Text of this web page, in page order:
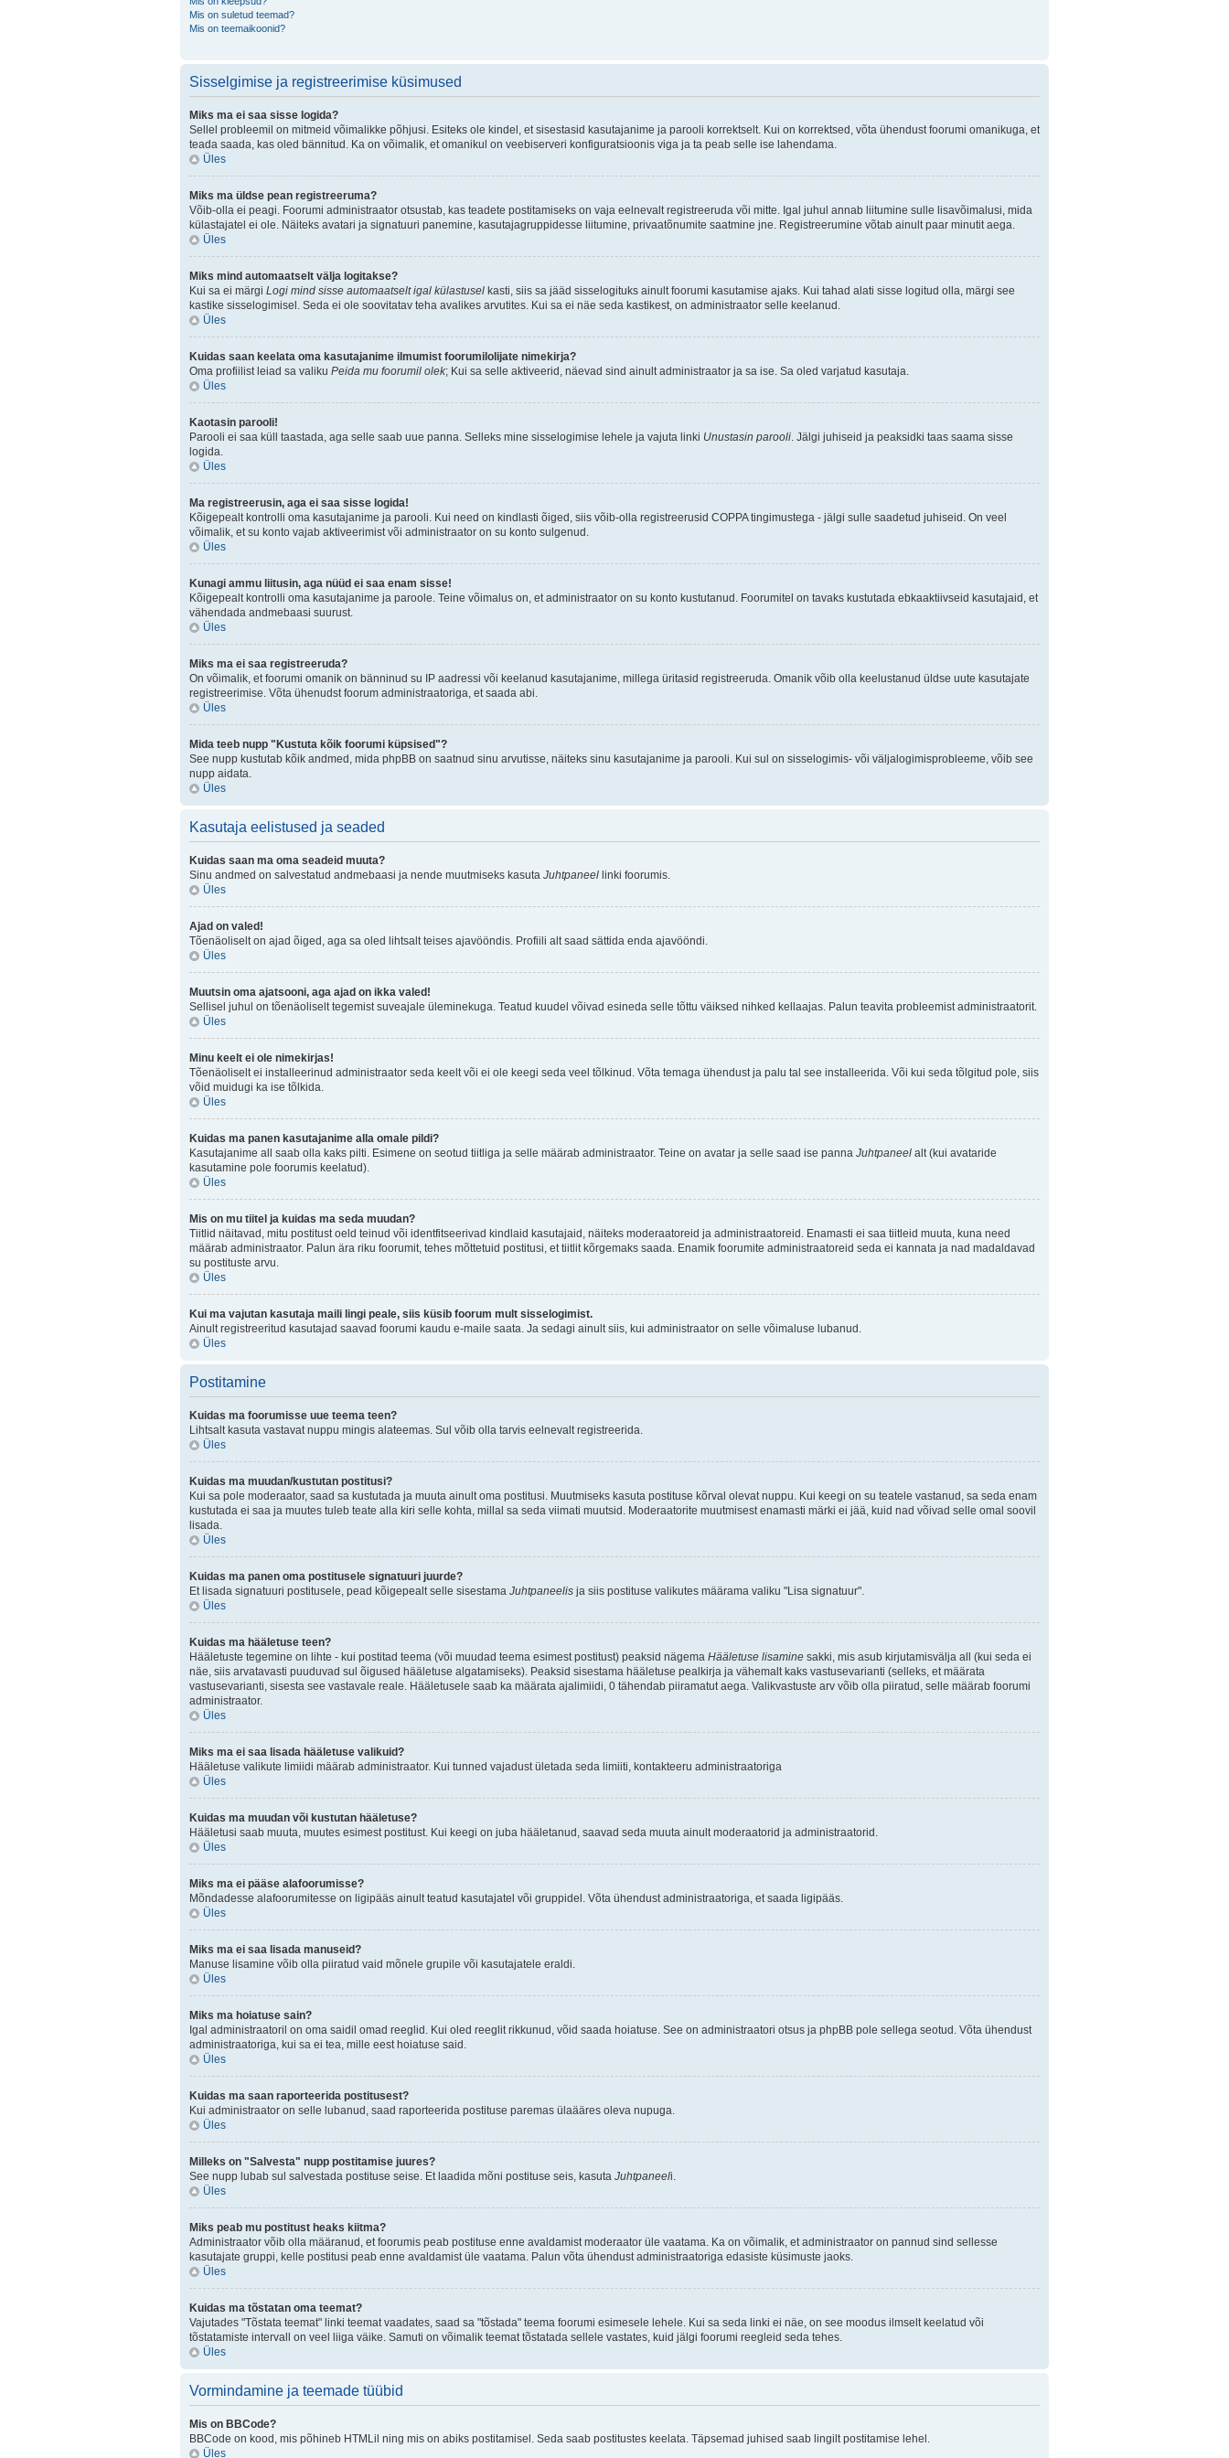
Mis on suletud teemad?
Mis on teemaikoonid?
Sisselgimise ja registreerimise küsimused
Miks ma ei saa sisse logida?
Sellel probleemil on mitmeid võimalikke põhjusi. Esiteks ole kindel, et sisestasid kasutajanime ja parooli korrektselt. Kui on korrektsed, võta ühendust foorumi omanikuga, et
teada saada, kas oled bännitud. Ka on võimalik, et omanikul on veebiserveri konfiguratsioonis viga ja ta peab selle ise lahendama.
Üles
Miks ma üldse pean registreeruma?
Võib-olla ei peagi. Foorumi administraator otsustab, kas teadete postitamiseks on vaja eelnevalt registreeruda või mitte. Igal juhul annab liitumine sulle lisavõimalusi, mida
külastajatel ei ole. Näiteks avatari ja signatuuri panemine, kasutajagruppidesse liitumine, privaatõnumite saatmine jne. Registreerumine võtab ainult paar minutit aega.
Üles
Miks mind automaatselt välja logitakse?
Kui sa ei märgi Logi mind sisse automaatselt igal külastusel kasti, siis sa jääd sisselogituks ainult foorumi kasutamise ajaks. Kui tahad alati sisse logitud olla, märgi see
kastike sisselogimisel. Seda ei ole soovitatav teha avalikes arvutites. Kui sa ei näe seda kastikest, on administraator selle keelanud.
Üles
Kuidas saan keelata oma kasutajanime ilmumist foorumilolijate nimekirja?
Oma profiilist leiad sa valiku Peida mu foorumil olek; Kui sa selle aktiveerid, näevad sind ainult administraator ja sa ise. Sa oled varjatud kasutaja.
Üles
Kaotasin parooli!
Parooli ei saa küll taastada, aga selle saab uue panna. Selleks mine sisselogimise lehele ja vajuta linki Unustasin parooli. Jälgi juhiseid ja peaksidki taas saama sisse
logida.
Üles
Ma registreerusin, aga ei saa sisse logida!
Kõigepealt kontrolli oma kasutajanime ja parooli. Kui need on kindlasti õiged, siis võib-olla registreerusid COPPA tingimustega - jälgi sulle saadetud juhiseid. On veel
võimalik, et su konto vajab aktiveerimist või administraator on su konto sulgenud.
Üles
Kunagi ammu liitusin, aga nüüd ei saa enam sisse!
Kõigepealt kontrolli oma kasutajanime ja paroole. Teine võimalus on, et administraator on su konto kustutanud. Foorumitel on tavaks kustutada ebkaaktiivseid kasutajaid, et
vähendada andmebaasi suurust.
Üles
Miks ma ei saa registreeruda?
On võimalik, et foorumi omanik on bänninud su IP aadressi või keelanud kasutajanime, millega üritasid registreeruda. Omanik võib olla keelustanud üldse uute kasutajate
registreerimise. Võta ühenudst foorum administraatoriga, et saada abi.
Üles
Mida teeb nupp "Kustuta kõik foorumi küpsised"?
See nupp kustutab kõik andmed, mida phpBB on saatnud sinu arvutisse, näiteks sinu kasutajanime ja parooli. Kui sul on sisselogimis- või väljalogimisprobleeme, võib see
nupp aidata.
Üles
Kasutaja eelistused ja seaded
Kuidas saan ma oma seadeid muuta?
Sinu andmed on salvestatud andmebaasi ja nende muutmiseks kasuta Juhtpaneel linki foorumis.
Üles
Ajad on valed!
Tõenäoliselt on ajad õiged, aga sa oled lihtsalt teises ajavööndis. Profiili alt saad sättida enda ajavööndi.
Üles
Muutsin oma ajatsooni, aga ajad on ikka valed!
Sellisel juhul on tõenäoliselt tegemist suveajale üleminekuga. Teatud kuudel võivad esineda selle tõttu väiksed nihked kellaajas. Palun teavita probleemist administraatorit.
Üles
Minu keelt ei ole nimekirjas!
Tõenäoliselt ei installeerinud administraator seda keelt või ei ole keegi seda veel tõlkinud. Võta temaga ühendust ja palu tal see installeerida. Või kui seda tõlgitud pole, siis
võid muidugi ka ise tõlkida.
Üles
Kuidas ma panen kasutajanime alla omale pildi?
Kasutajanime all saab olla kaks pilti. Esimene on seotud tiitliga ja selle määrab administraator. Teine on avatar ja selle saad ise panna Juhtpaneel alt (kui avataride
kasutamine pole foorumis keelatud).
Üles
Mis on mu tiitel ja kuidas ma seda muudan?
Tiitlid näitavad, mitu postitust oeld teinud või identfitseerivad kindlaid kasutajaid, näiteks moderaatoreid ja administraatoreid. Enamasti ei saa tiitleid muuta, kuna need
määrab administraator. Palun ära riku foorumit, tehes mõttetuid postitusi, et tiitlit kõrgemaks saada. Enamik foorumite administraatoreid seda ei kannata ja nad madaldavad
su postituste arvu.
Üles
Kui ma vajutan kasutaja maili lingi peale, siis küsib foorum mult sisselogimist.
Ainult registreeritud kasutajad saavad foorumi kaudu e-maile saata. Ja sedagi ainult siis, kui administraator on selle võimaluse lubanud.
Üles
Postitamine
Kuidas ma foorumisse uue teema teen?
Lihtsalt kasuta vastavat nuppu mingis alateemas. Sul võib olla tarvis eelnevalt registreerida.
Üles
Kuidas ma muudan/kustutan postitusi?
Kui sa pole moderaator, saad sa kustutada ja muuta ainult oma postitusi. Muutmiseks kasuta postituse kõrval olevat nuppu. Kui keegi on su teatele vastanud, sa seda enam
kustutada ei saa ja muutes tuleb teate alla kiri selle kohta, millal sa seda viimati muutsid. Moderaatorite muutmisest enamasti märki ei jää, kuid nad võivad selle omal soovil
lisada.
Üles
Kuidas ma panen oma postitusele signatuuri juurde?
Et lisada signatuuri postitusele, pead kõigepealt selle sisestama Juhtpaneelis ja siis postituse valikutes määrama valiku "Lisa signatuur".
Üles
Kuidas ma hääletuse teen?
Hääletuste tegemine on lihte - kui postitad teema (või muudad teema esimest postitust) peaksid nägema Hääletuse lisamine sakki, mis asub kirjutamisvälja all (kui seda ei
näe, siis arvatavasti puuduvad sul õigused hääletuse algatamiseks). Peaksid sisestama hääletuse pealkirja ja vähemalt kaks vastusevarianti (selleks, et määrata
vastusevarianti, sisesta see vastavale reale. Hääletusele saab ka määrata ajalimiidi, 0 tähendab piiramatut aega. Valikvastuste arv võib olla piiratud, selle määrab foorumi
administraator.
Üles
Miks ma ei saa lisada hääletuse valikuid?
Hääletuse valikute limiidi määrab administraator. Kui tunned vajadust ületada seda limiiti, kontakteeru administraatoriga
Üles
Kuidas ma muudan või kustutan hääletuse?
Hääletusi saab muuta, muutes esimest postitust. Kui keegi on juba hääletanud, saavad seda muuta ainult moderaatorid ja administraatorid.
Üles
Miks ma ei pääse alafoorumisse?
Mõndadesse alafoorumitesse on ligipääs ainult teatud kasutajatel või gruppidel. Võta ühendust administraatoriga, et saada ligipääs.
Üles
Miks ma ei saa lisada manuseid?
Manuse lisamine võib olla piiratud vaid mõnele grupile või kasutajatele eraldi.
Üles
Miks ma hoiatuse sain?
Igal administraatoril on oma saidil omad reeglid. Kui oled reeglit rikkunud, võid saada hoiatuse. See on administraatori otsus ja phpBB pole sellega seotud. Võta ühendust
administraatoriga, kui sa ei tea, mille eest hoiatuse said.
Üles
Kuidas ma saan raporteerida postitusest?
Kui administraator on selle lubanud, saad raporteerida postituse paremas ülaääres oleva nupuga.
Üles
Milleks on "Salvesta" nupp postitamise juures?
See nupp lubab sul salvestada postituse seise. Et laadida mõni postituse seis, kasuta Juhtpaneeli.
Üles
Miks peab mu postitust heaks kiitma?
Administraator võib olla määranud, et foorumis peab postituse enne avaldamist moderaator üle vaatama. Ka on võimalik, et administraator on pannud sind sellesse
kasutajate gruppi, kelle postitusi peab enne avaldamist üle vaatama. Palun võta ühendust administraatoriga edasiste küsimuste jaoks.
Üles
Kuidas ma tõstatan oma teemat?
Vajutades "Tõstata teemat" linki teemat vaadates, saad sa "tõstada" teema foorumi esimesele lehele. Kui sa seda linki ei näe, on see moodus ilmselt keelatud või
tõstatamiste intervall on veel liiga väike. Samuti on võimalik teemat tõstatada sellele vastates, kuid jälgi foorumi reegleid seda tehes.
Üles
Vormindamine ja teemade tüübid
Mis on BBCode?
BBCode on kood, mis põhineb HTMLil ning mis on abiks postitamisel. Seda saab postitustes keelata. Täpsemad juhised saab lingilt postitamise lehel.
Üles